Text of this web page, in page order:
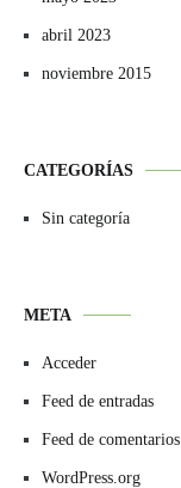
abril 2023
noviembre 2015
CATEGORÍAS
Sin categoría
META
Acceder
Feed de entradas
Feed de comentarios
WordPress.org